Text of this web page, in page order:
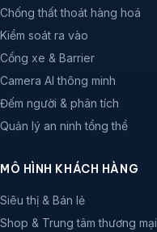
Chống thất thoát hàng hoá
Kiểm soát ra vào
Cổng xe & Barrier
Camera AI thông minh
Đếm người & phân tích
Quản lý an ninh tổng thể
MÔ HÌNH KHÁCH HÀNG
Siêu thị & Bán lẻ
Shop & Trung tâm thương mại